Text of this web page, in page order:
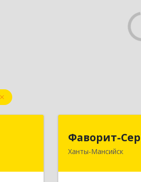
Фаворит-
Ханты-Мансийск